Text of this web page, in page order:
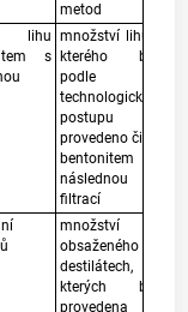
metod
lihu
s
množství lihu, u
kterého bylo
podle
technologického
postupu
provedeno čiření
bentonitem s
následnou
filtrací
množství lihu
obsaženého v
destilátech, u
kterých byla
provedena